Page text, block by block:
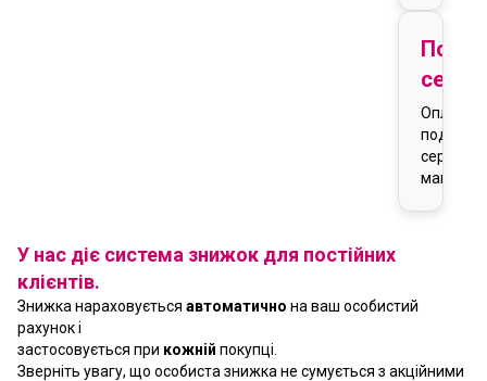
Оплата
магазину
У нас діє система знижок для постійних
клієнтів.
Знижка нараховується автоматично на ваш особистий
рахунок і
застосовується при кожній покупці.
Зверніть увагу, що особиста знижка не сумується з акційними